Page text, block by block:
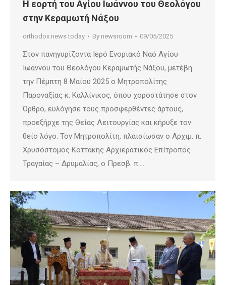
Η εορτή του Αγίου Ιωάννου του Θεολόγου
στην Κεραμωτή Νάξου
orthodox news today By newsroom 09/05/2025
Στον πανηγυρίζοντα Ιερό Ενοριακό Ναό Αγίου
Ιωάννου του Θεολόγου Κεραμωτής Νάξου, μετέβη
την Πέμπτη 8 Μαίου 2025 ο Μητροπολίτης
Παροναξίας κ. Καλλίνικος, όπου χοροστάτησε στον
Όρθρο, ευλόγησε τους προσφερθέντες άρτους,
προεξήρχε της Θείας Λειτουργίας και κήρυξε τον
θείο λόγο. Τον Μητροπολίτη, πλαισίωσαν ο Αρχιμ. π.
Χρυσόστομος Κοττάκης Αρχιερατικός Επίτροπος
Τραγαίας – Δρυμαλίας, ο Πρεσβ. π.…